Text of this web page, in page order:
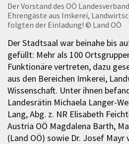
Der Vorstand des OÖ
Ehrengäste aus Imkerei,
folgten der Einladung! © Land OÖ
Der Stadtsaal war beinahe bis
gefüllt: Mehr als 100
Funktionäre vertreten, dazu
aus den Bereichen Imkerei,
Wissenschaft. Unter ihnen
Landesrätin Michaela Langer-
Lang, Abg. z. NR Elisabeth
Austria OÖ Magdalena Barth,
(Land OÖ) sowie Dr. Josef Mayr